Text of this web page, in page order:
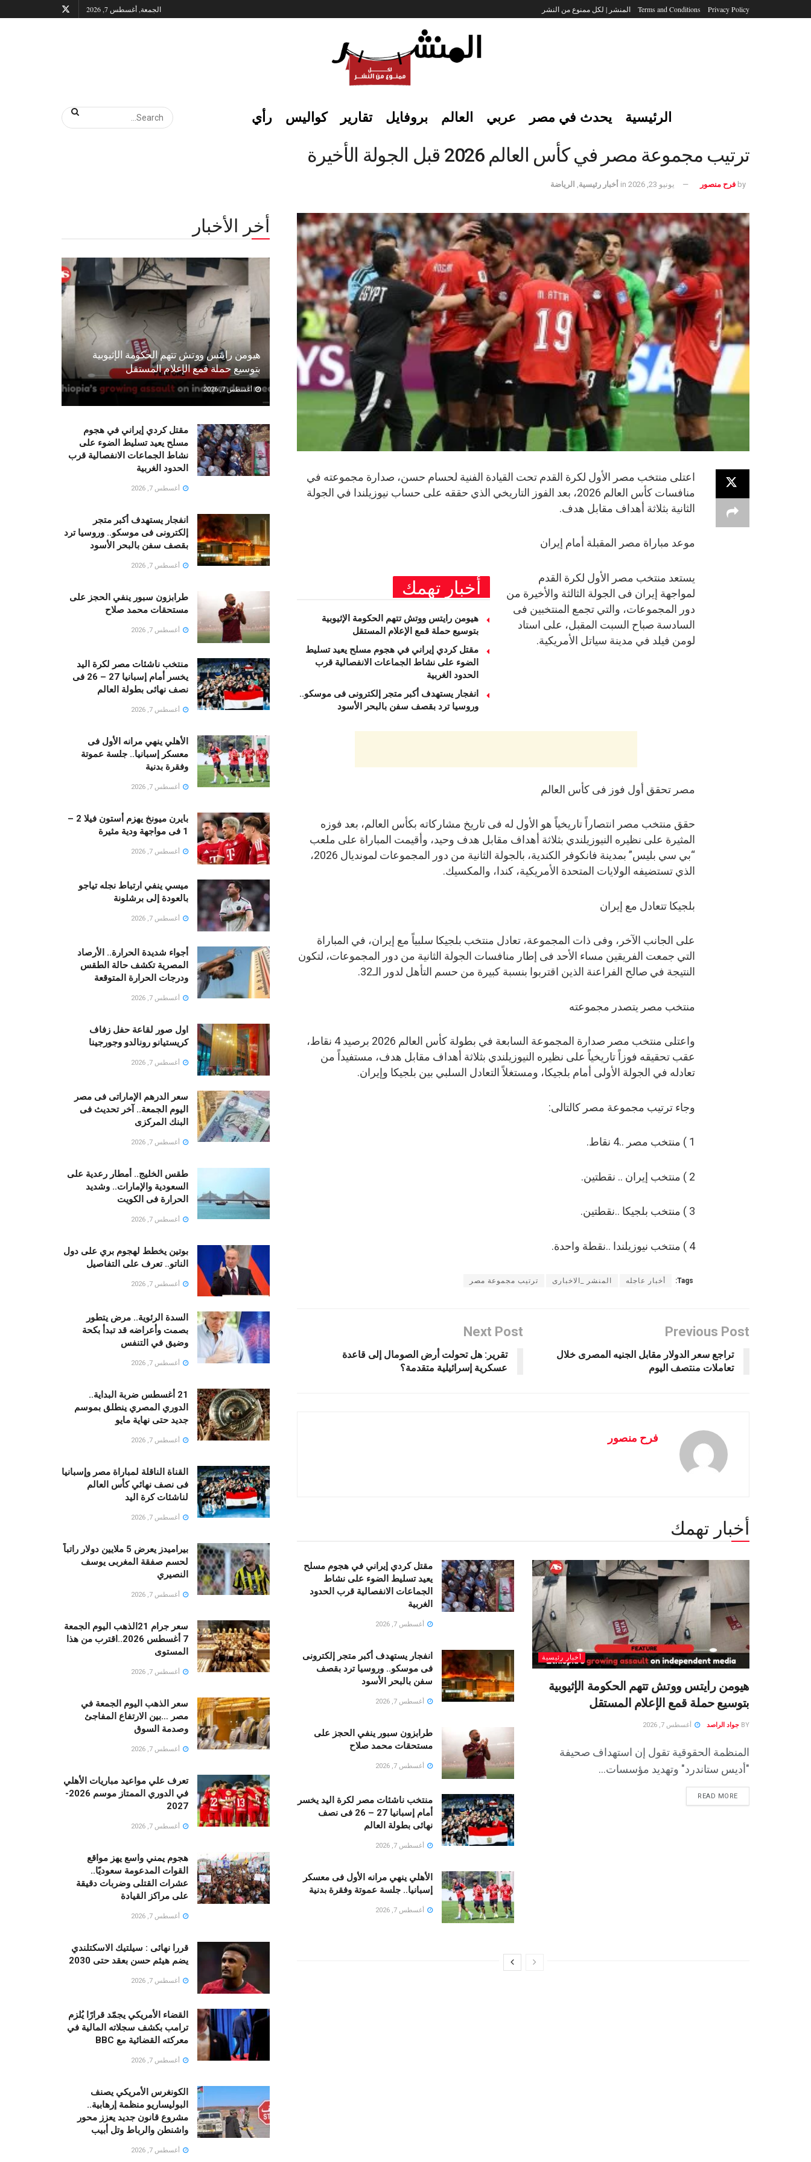
Privacy Policy
Terms and Conditions المنشر | لكل ممنوع من النشر الجمعة, أغسطس 7, 2026
الرئيسية يحدث في مصر عربي العالم بروفايل تقارير كواليس رأي
ترتيب مجموعة مصر في كأس العالم 2026 قبل الجولة الأخيرة
by فرح منصور يونيو 23, 2026 in أخبار رئيسية الرياضة
اعتلى منتخب مصر الأول لكرة القدم تحت القيادة الفنية لحسام حسن، صدارة مجموعته في
منافسات كأس العالم 2026، بعد الفوز التاريخي الذي حققه على حساب نيوزيلندا في الجولة
الثانية بثلاثة أهداف مقابل هدف.
موعد مباراة مصر المقبلة أمام إيران
أخبار تهمك
هيومن رايتس ووتش تتهم الحكومة الإثيوبية
بتوسيع حملة قمع الإعلام المستقل
مقتل كردي إيراني في هجوم مسلح يعيد تسليط
الضوء على نشاط الجماعات الانفصالية قرب
الحدود الغربية
انفجار يستهدف أكبر متجر إلكترونى فى موسكو..
وروسيا ترد بقصف سفن بالبحر الأسود
يستعد منتخب مصر الأول لكرة القدم
لمواجهة إيران فى الجولة الثالثة والأخيرة من
دور المجموعات، والتي تجمع المنتخبين فى
السادسة صباح السبت المقبل، على استاد
لومن فيلد في مدينة سياتل الأمريكية.
مصر تحقق أول فوز فى كأس العالم
حقق منتخب مصر انتصاراً تاريخياً هو الأول له فى تاريخ مشاركاته بكأس العالم، بعد فوزه
المثيرة على نظيره النيوزيلندي بثلاثة أهداف مقابل هدف وحيد، وأقيمت المباراة على ملعب
“بي سي بليس” بمدينة فانكوفر الكندية، بالجولة الثانية من دور المجموعات لمونديال 2026،
الذي تستضيفه الولايات المتحدة الأمريكية، كندا، والمكسيك.
بلجيكا تتعادل مع إيران
على الجانب الآخر، وفى ذات المجموعة، تعادل منتخب بلجيكا سلبياً مع إيران، في المباراة
التي جمعت الفريقين مساء الأحد فى إطار منافسات الجولة الثانية من دور المجموعات، لتكون
النتيجة في صالح الفراعنة الذين اقتربوا بنسبة كبيرة من حسم التأهل لدور الـ32.
منتخب مصر يتصدر مجموعته
واعتلى منتخب مصر صدارة المجموعة السابعة في بطولة كأس العالم 2026 برصيد 4 نقاط،
عقب تحقيقه فوزاً تاريخياً على نظيره النيوزيلندي بثلاثة أهداف مقابل هدف، مستفيداً من
تعادله في الجولة الأولى أمام بلجيكا، ومستغلاً التعادل السلبي بين بلجيكا وإيران.
وجاء ترتيب مجموعة مصر كالتالى:
1 ) منتخب مصر ..4 نقاط.
2 ) منتخب إيران .. نقطتين.
3 ) منتخب بلجيكا ..نقطتين.
4 ) منتخب نيوزيلندا ..نقطة واحدة.
Tags: أخبار عاجله المنشر _الاخبارى ترتيب مجموعة مصر
Previous Post
تراجع سعر الدولار مقابل الجنيه المصرى خلال
تعاملات منتصف اليوم
Next Post
تقرير: هل تحولت أرض الصومال إلى قاعدة
عسكرية إسرائيلية متقدمة؟
فرح منصور
أخبار تهمك
أخبار رئيسية
هيومن رايتس ووتش تتهم الحكومة الإثيوبية
بتوسيع حملة قمع الإعلام المستقل
BY جواد الراصد أغسطس 7, 2026
المنظمة الحقوقية تقول إن استهداف صحيفة
"أديس ستاندرد" وتهديد مؤسسات...
READ MORE
مقتل كردي إيراني في هجوم مسلح
يعيد تسليط الضوء على نشاط
الجماعات الانفصالية قرب الحدود
الغربية
أغسطس 7, 2026
انفجار يستهدف أكبر متجر إلكترونى
فى موسكو.. وروسيا ترد بقصف
سفن بالبحر الأسود
أغسطس 7, 2026
طرابزون سبور ينفي الحجز على
مستحقات محمد صلاح
أغسطس 7, 2026
منتخب ناشئات مصر لكرة اليد يخسر
أمام إسبانيا 27 – 26 فى نصف
نهائى بطولة العالم
أغسطس 7, 2026
الأهلي ينهي مرانه الأول فى معسكر
إسبانيا.. جلسة عموتة وفقرة بدنية
أغسطس 7, 2026
أخر الأخبار
هيومن رايتس ووتش تتهم الحكومة الإثيوبية
بتوسيع حملة قمع الإعلام المستقل
أغسطس 7, 2026
مقتل كردي إيراني في هجوم
مسلح يعيد تسليط الضوء على
نشاط الجماعات الانفصالية قرب
الحدود الغربية
أغسطس 7, 2026
انفجار يستهدف أكبر متجر
إلكترونى فى موسكو.. وروسيا ترد
بقصف سفن بالبحر الأسود
أغسطس 7, 2026
طرابزون سبور ينفي الحجز على
مستحقات محمد صلاح
أغسطس 7, 2026
منتخب ناشئات مصر لكرة اليد
يخسر أمام إسبانيا 27 – 26 فى
نصف نهائى بطولة العالم
أغسطس 7, 2026
الأهلي ينهي مرانه الأول فى
معسكر إسبانيا.. جلسة عموتة
وفقرة بدنية
أغسطس 7, 2026
بايرن ميونخ يهزم أستون فيلا 2 –
1 فى مواجهة ودية مثيرة
أغسطس 7, 2026
ميسي ينفي ارتباط نجله تياجو
بالعودة إلى برشلونة
أغسطس 7, 2026
أجواء شديدة الحرارة.. الأرصاد
المصرية تكشف حالة الطقس
ودرجات الحرارة المتوقعة
أغسطس 7, 2026
اول صور لقاعة حفل زفاف
كريستيانو رونالدو وجورجينا
أغسطس 7, 2026
سعر الدرهم الإماراتى فى مصر
اليوم الجمعة.. آخر تحديث فى
البنك المركزى
أغسطس 7, 2026
طقس الخليج.. أمطار رعدية على
السعودية والإمارات.. وشديد
الحرارة فى الكويت
أغسطس 7, 2026
بوتين يخطط لهجوم بري على دول
الناتو.. تعرف على التفاصيل
أغسطس 7, 2026
السدة الرئوية.. مرض يتطور
بصمت وأعراضه قد تبدأ بكحة
وضيق في التنفس
أغسطس 7, 2026
21 أغسطس ضربة البداية..
الدوري المصري ينطلق بموسم
جديد حتى نهاية مايو
أغسطس 7, 2026
القناة الناقلة لمباراة مصر وإسبانيا
فى نصف نهائي كأس العالم
لناشئات كرة اليد
أغسطس 7, 2026
بيراميدز يعرض 5 ملايين دولار راتباً
لحسم صفقة المغربى يوسف
النصيري
أغسطس 7, 2026
سعر جرام 21الذهب اليوم الجمعة
7 أغسطس 2026..اقترب من هذا
المستوى
أغسطس 7, 2026
سعر الذهب اليوم الجمعة في
مصر …بين الارتفاع المفاجئ
وصدمة السوق
أغسطس 7, 2026
تعرف علي مواعيد مباريات الأهلي
في الدوري الممتاز موسم 2026-
2027
أغسطس 7, 2026
هجوم يمني واسع يهز مواقع
القوات المدعومة سعوديًا..
عشرات القتلى وضربات دقيقة
على مراكز القيادة
أغسطس 7, 2026
قررا نهائى : سيلتيك الاسكتلندي
يضم هيثم حسن بعقد حتى 2030
أغسطس 7, 2026
القضاء الأمريكي يجمّد قرارًا يُلزم
ترامب بكشف سجلاته المالية في
معركته القضائية مع BBC
أغسطس 7, 2026
الكونغرس الأمريكي يصنف
البوليساريو منظمة إرهابية..
مشروع قانون جديد يعزز محور
واشنطن والرباط وتل أبيب
أغسطس 7, 2026